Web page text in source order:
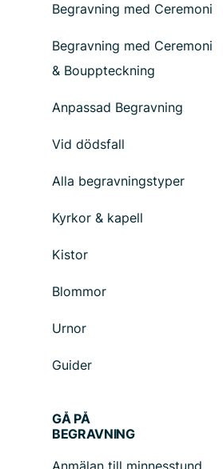
Begravning med Ceremoni
Begravning med Ceremoni
& Bouppteckning
Anpassad Begravning
Vid dödsfall
Alla begravningstyper
Kyrkor & kapell
Kistor
Blommor
Urnor
Guider
GÅ PÅ
BEGRAVNING
Anmälan till minnesstund